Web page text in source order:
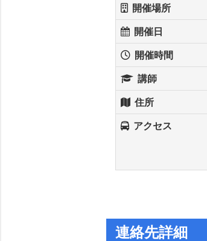
開催場所
開催日
開催時間
講師
住所
アクセス
連絡先詳細